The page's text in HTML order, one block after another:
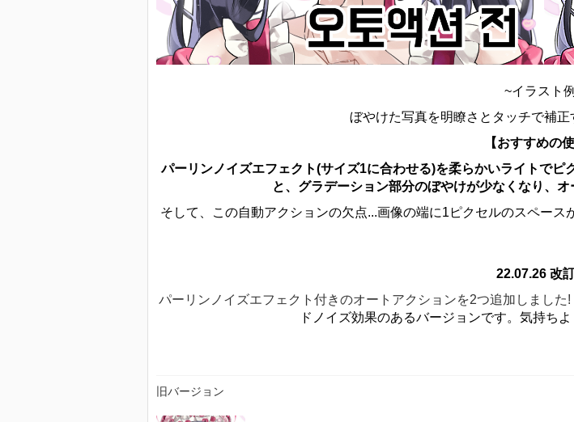
~イラスト
ぼやけた写真を明瞭さとタッチで補正
【おすすめの
パーリンノイズエフェクト(サイズ1に合わせる)を柔らかいライトで
と、グラデーション部分のぼやけが少なくなり、
そして、この自動アクションの欠点...画像の端に1ピクセルのスペース
22.07.26 改
パーリンノイズエフェクト付きのオートアクションを2つ追加しまし
ドノイズ効果のあるバージョンです。気持ち
旧バージョン